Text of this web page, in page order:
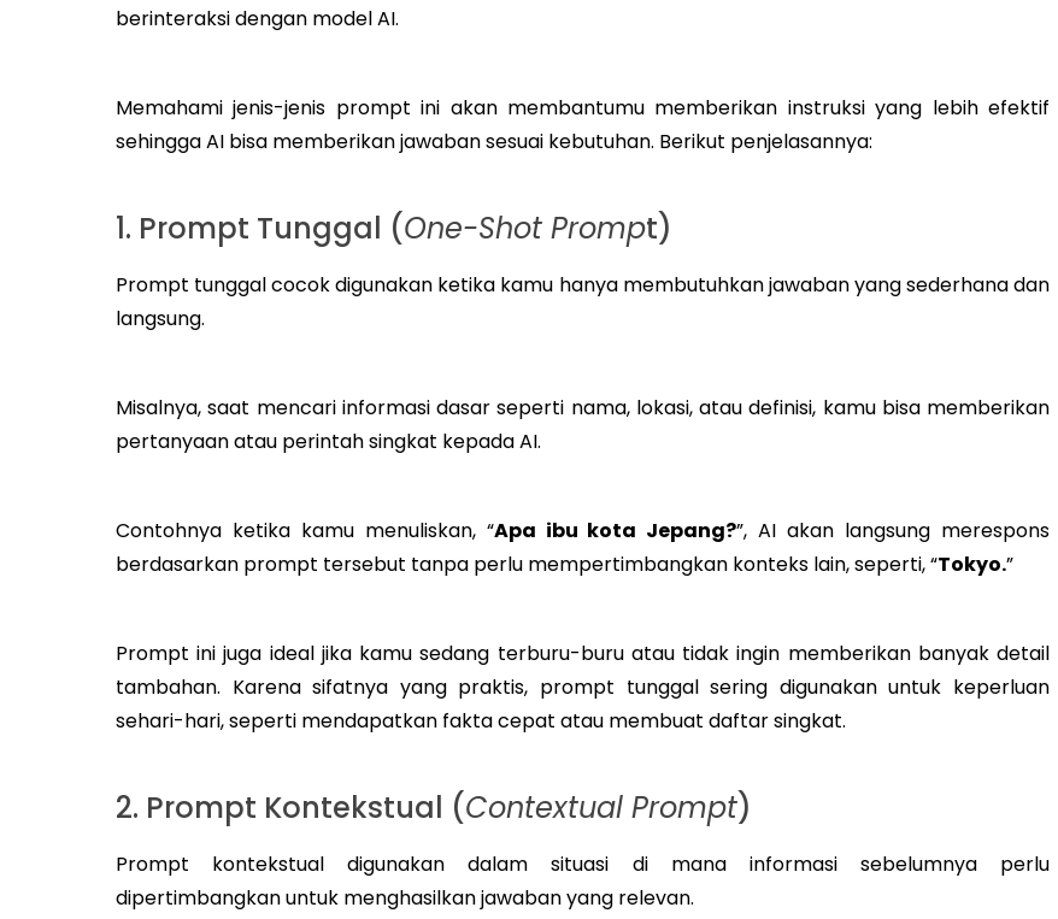
berinteraksi dengan model AI.
Memahami jenis-jenis prompt ini akan membantumu memberikan instruksi yang lebih efektif
sehingga AI bisa memberikan jawaban sesuai kebutuhan. Berikut penjelasannya:
1. Prompt Tunggal (One-Shot Prompt)
Prompt tunggal cocok digunakan ketika kamu hanya membutuhkan jawaban yang sederhana dan
langsung.
Misalnya, saat mencari informasi dasar seperti nama, lokasi, atau definisi, kamu bisa memberikan
pertanyaan atau perintah singkat kepada AI.
Contohnya ketika kamu menuliskan, “Apa ibu kota Jepang?”, AI akan langsung merespons
berdasarkan prompt tersebut tanpa perlu mempertimbangkan konteks lain, seperti, “Tokyo.”
Prompt ini juga ideal jika kamu sedang terburu-buru atau tidak ingin memberikan banyak detail
tambahan. Karena sifatnya yang praktis, prompt tunggal sering digunakan untuk keperluan
sehari-hari, seperti mendapatkan fakta cepat atau membuat daftar singkat.
2. Prompt Kontekstual (Contextual Prompt)
Prompt kontekstual digunakan dalam situasi di mana informasi sebelumnya perlu
dipertimbangkan untuk menghasilkan jawaban yang relevan.